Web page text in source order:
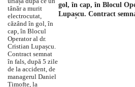
gol, în cap, în Blocul
Lupașcu. Contract